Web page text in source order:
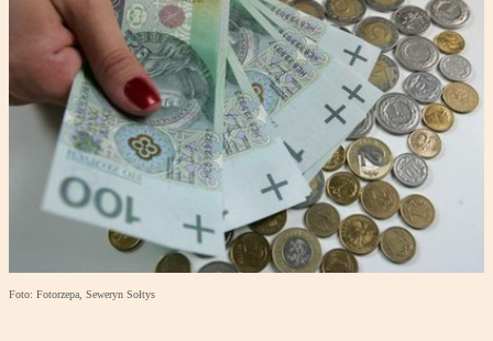
Foto: Fotorzepa, Seweryn Sołtys